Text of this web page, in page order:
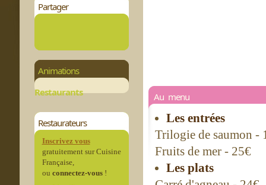
Partager
Animations
Restaurants
Restaurateurs
Inscrivez vous
gratuitement sur Cuisine
Française,
ou connectez-vous!
Au menu
Les entrées
Trilogie de saumon -
Fruits de mer - 25€
Les plats